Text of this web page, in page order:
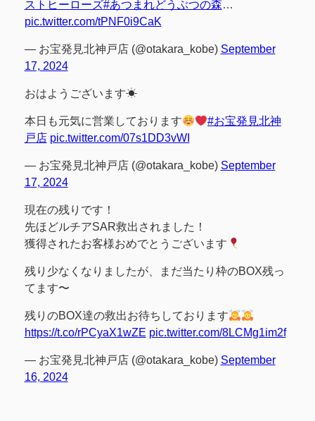
ストヒーローズ#あつまれどうぶつの森…
pic.twitter.com/tPNF0i9CaK
— お宝発見北神戸店 (@otakara_kobe) September
17, 2024
おはようございます☀
本日も元気に営業しております
#お宝発見北神
戸店 pic.twitter.com/07s1DD3vWI
— お宝発見北神戸店 (@otakara_kobe) September
17, 2024
現在の残りです！
先ほどルチアSAR救出されました！
獲得されたお客様おめでとうございます
残り少なくなりましたが、まだ当たり枠のBOX残っ
てます〜
残りのBOX達の救出お待ちしております
https://t.co/rPCyaX1wZE pic.twitter.com/8LCMg1im2f
— お宝発見北神戸店 (@otakara_kobe) September
16, 2024